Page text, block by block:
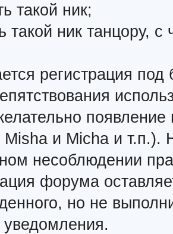
такой ник;
такой ник танцору,
регистрация
и Micha и т.п.).
несоблюдении
форума
но не
уведомления.